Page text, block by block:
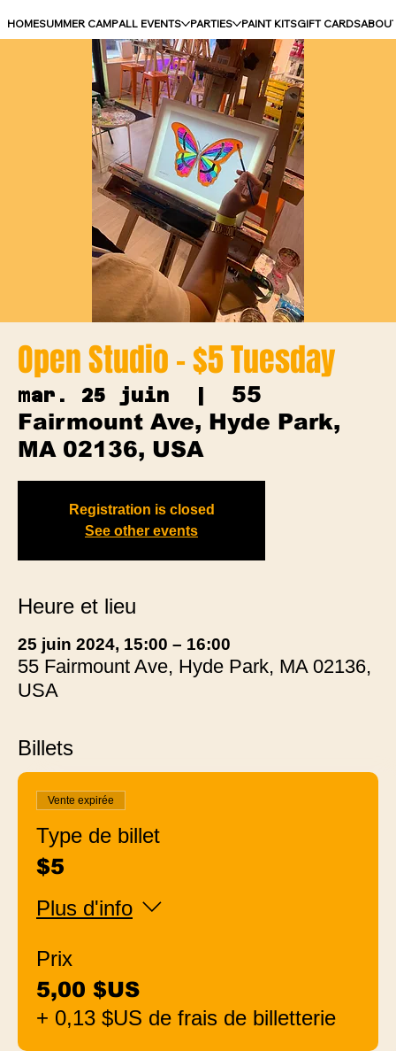
HOMESUMMER CAMPALL EVENTS PARTIES PAINT KITSGIFT CARDS
Open Studio - $5 Tuesday
mar. 25 juin
  |
55
Fairmount Ave, Hyde Park,
MA 02136, USA
Registration is closed
See other events
Heure et lieu
25 juin 2024, 15:00 – 16:00
55 Fairmount Ave, Hyde Park, MA 02136,
USA
Billets
Vente expirée
Type de billet
$5
Plus d'info
Prix
5,00 $US
+ 0,13 $US de frais de billetterie